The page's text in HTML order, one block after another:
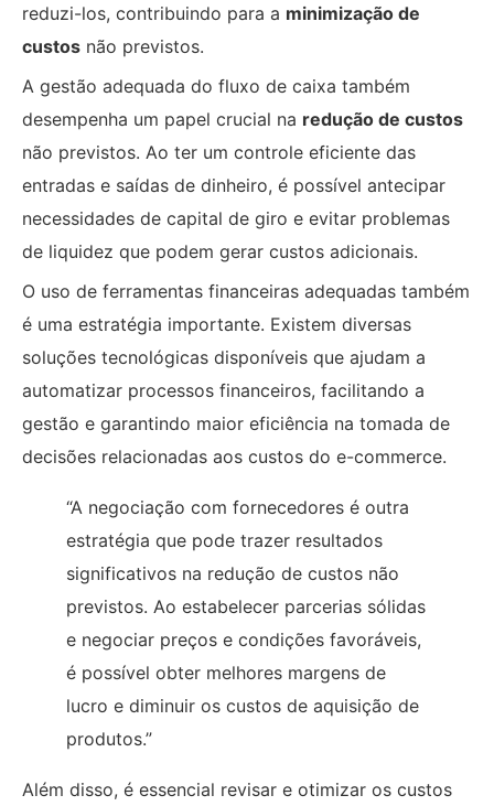
reduzi-los, contribuindo para a minimização de
custos não previstos.
A gestão adequada do fluxo de caixa também
desempenha um papel crucial na redução de custos
não previstos. Ao ter um controle eficiente das
entradas e saídas de dinheiro, é possível antecipar
necessidades de capital de giro e evitar problemas
de liquidez que podem gerar custos adicionais.
O uso de ferramentas financeiras adequadas também
é uma estratégia importante. Existem diversas
soluções tecnológicas disponíveis que ajudam a
automatizar processos financeiros, facilitando a
gestão e garantindo maior eficiência na tomada de
decisões relacionadas aos custos do e-commerce.
“A negociação com fornecedores é outra
estratégia que pode trazer resultados
significativos na redução de custos não
previstos. Ao estabelecer parcerias sólidas
e negociar preços e condições favoráveis,
é possível obter melhores margens de
lucro e diminuir os custos de aquisição de
produtos.”
Além disso, é essencial revisar e otimizar os custos